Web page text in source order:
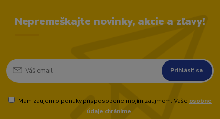
Nepremeškajte novinky, akcie a zľavy!
Prihlásiť sa
Mám záujem o ponuky prispôsobené mojím záujmom. Vaše osobné
údaje chránime.